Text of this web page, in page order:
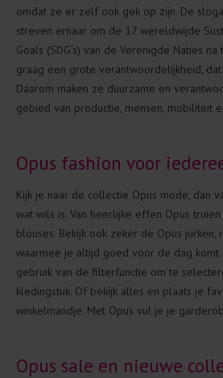
omdat ze er zelf ook gek op zijn. De
streven ernaar om de 17 wereldwijde
Goals (SDG’s) van de Verenigde Naties
graag een grote verantwoordelijkheid,
Daarom maken ze duurzame en
gebied van productie, mensen, mobiliteit
Opus fashion voor
Kijk je naar de collectie Opus mode, dan
wat wils is. Van heerlijke effen Opus
blouses. Bekijk ook zeker de Opus jurken,
waarmee je altijd goed voor de dag komt.
gebruik van de filterfunctie om te
kledingstuk. Of bekijk alles en plaats je
winkelmandje. Met Opus vul je je
Opus sale en nieuwe